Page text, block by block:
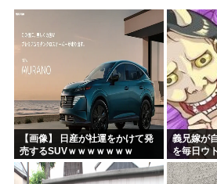
「安倍晋三」「麻生太郎」「石原慎太郎
漫画「人間を舐めるなよ…！」←こうい
ハンターハンター、とんでもねえ伏線が
ひなこのーと作者、ついに限界突破
韓国、日本で韓国籍のインフルエンサー
【画像】 日産が社運をかけて発
売するSUVｗｗｗｗｗｗｗ
義兄嫁が
を毎日ウ
数年後、
てきて…